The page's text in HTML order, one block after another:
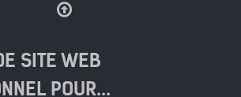
SITE WEB
POUR...